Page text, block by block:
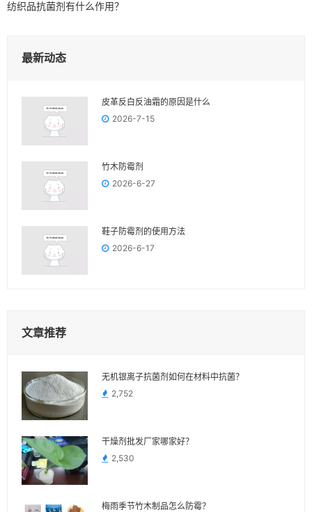
纺织品抗菌剂有什么作用？
最新动态
皮革反白反油霜的原因是什么
2026-7-15
竹木防霉剂
2026-6-27
鞋子防霉剂的使用方法
2026-6-17
文章推荐
无机银离子抗菌剂如何在材料中抗菌？
2,752
干燥剂批发厂家哪家好？
2,530
梅雨季节竹木制品怎么防霉？